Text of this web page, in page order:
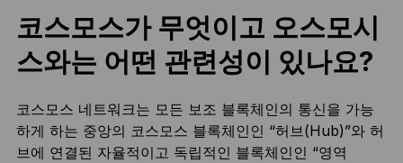
코스모스가 무엇이고 오스모시
스와는 어떤 관련성이 있나요?
코스모스 네트워크는 모든 보조 블록체인의 통신을 가능
하게 하는 중앙의 코스모스 블록체인인 “허브(Hub)”와 허
브에 연결된 자율적이고 독립적인 블록체인인 “영역